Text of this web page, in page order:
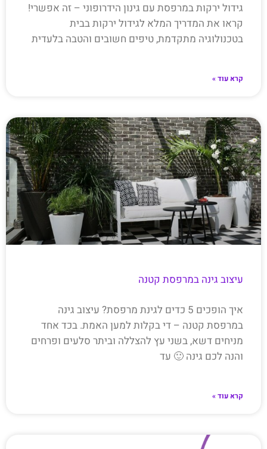
גידול ירקות במרפסת עם גינון הידרופוני – זה אפשרי!
קראו את המדריך המלא לגידול ירקות בבית
בטכנולוגיה מתקדמת, טיפים חשובים והטבה בלעדית
קרא עוד »
עיצוב גינה במרפסת קטנה
איך הופכים 5 כדים לגינת מרפסת? עיצוב גינה
במרפסת קטנה – די בקלות למען האמת. בכד אחד
מניחים דשא, בשני עץ להצללה וביתר סלעים ופרחים
והנה לכם גינה 🙂 עד
קרא עוד »